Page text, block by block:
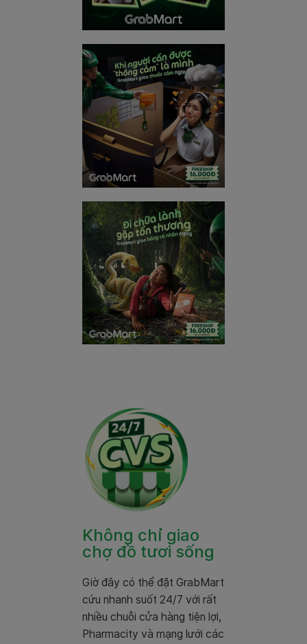
Không chỉ giao
chợ đồ tươi sống
Giờ đây có thể đặt GrabMart
cứu nhanh suốt 24/7 với rất
nhiều chuỗi cửa hàng tiện lợi,
Pharmacity và mạng lưới các